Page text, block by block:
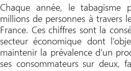
Chaque année, le
millions de personnes à travers
France. Ces chiffres sont la
secteur économique dont
maintenir la prévalence d’un
ses consommateurs sur deux,